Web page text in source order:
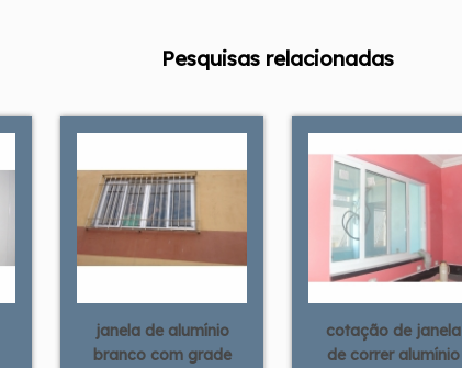
Pesquisas relacionadas
janela de alumínio
branco com grade
cotação de janela
de correr alumínio